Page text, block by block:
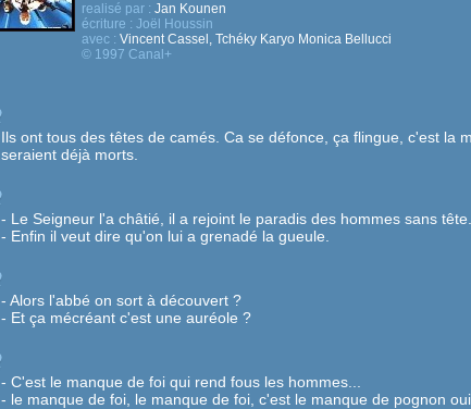
realisé par : Jan Kounen
écriture : Joël Houssin
avec : Vincent Cassel , Tchéky Karyo Monica Bellucci
© 1997 Canal+
Ils ont tous des têtes de camés. Ca se défonce, ça flingue, c'est la
seraient déjà morts.
- Le Seigneur l'a châtié, il a rejoint le paradis des hommes sans tête...
- Enfin il veut dire qu'on lui a grenadé la gueule.
- Alors l'abbé on sort à découvert ?
- Et ça mécréant c'est une auréole ?
- C'est le manque de foi qui rend fous les hommes...
- le manque de foi, le manque de foi, c'est le manque de pognon